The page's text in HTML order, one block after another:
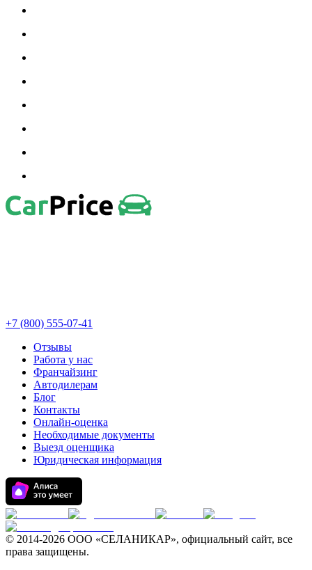
+7 (800) 555-07-41
Отзывы
Работа у нас
Франчайзинг
Автодилерам
Блог
Контакты
Онлайн-оценка
Необходимые документы
Выезд оценщика
Юридическая информация
© 2014-2026 ООО «СЕЛАНИКАР», официальный сайт, все
права защищены.